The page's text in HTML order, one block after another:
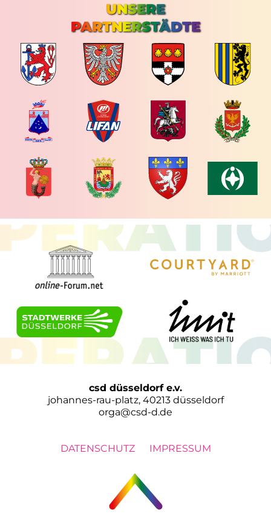
UNSERE
PARTNERSTÄDTE
csd düsseldorf e.v.
johannes-rau-platz, 40213 düsseldorf
orga@csd-d.de
DATENSCHUTZ IMPRESSUM